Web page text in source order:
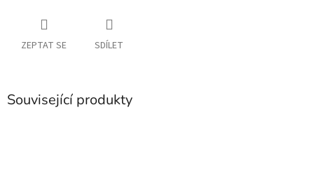
ZEPTAT SE SDÍLET
Související produkty